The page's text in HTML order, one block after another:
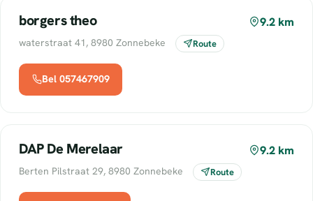
borgers theo 9.2 km
waterstraat 41, 8980 Zonnebeke Route
Bel 057467909
DAP De Merelaar 9.2 km
Berten Pilstraat 29, 8980 Zonnebeke Route